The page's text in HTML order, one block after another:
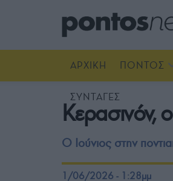
ΑΡΧΙΚΗ ΠΟΝΤΟΣ
ΣΥΝΤΑΓΕΣ
Κερασινόν,
Ο Ιούνιος στην
1/06/2026 - 1:28μμ